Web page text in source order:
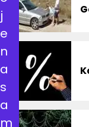
j
e
n
a
s
a
m